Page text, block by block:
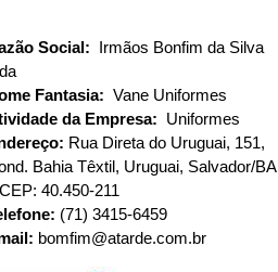
Social: Irmãos Bonfim da Silva
Fantasia: Vane Uniformes
da Empresa: Uniformes
Rua Direta do Uruguai, 151,
Bahia Têxtil, Uruguai, Salvador/BA
40.450-211
(71) 3415-6459
bomfim@atarde.com.br